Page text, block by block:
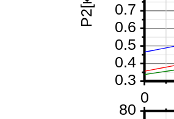
0
0.3
0.4
0.5
0.6
0.7
80